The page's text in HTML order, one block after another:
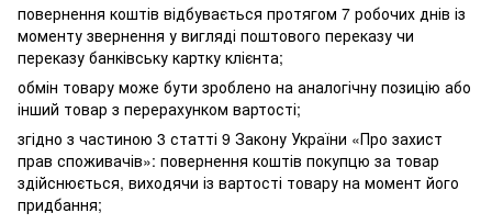
повернення коштів відбувається протягом 7 робочих днів із
моменту звернення у вигляді поштового переказу чи
переказу банківську картку клієнта;
обмін товару може бути зроблено на аналогічну позицію або
інший товар з перерахунком вартості;
згідно з частиною 3 статті 9 Закону України «Про захист
прав споживачів»: повернення коштів покупцю за товар
здійснюється, виходячи із вартості товару на момент його
придбання;